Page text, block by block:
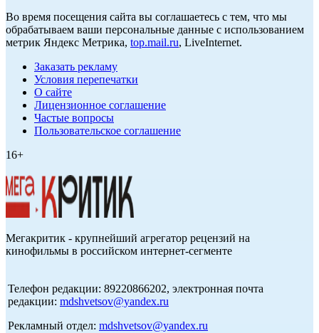
Во время посещения сайта вы соглашаетесь с тем, что мы
обрабатываем ваши персональные данные с использованием
метрик Яндекс Метрика, top.mail.ru, LiveInternet.
Заказать рекламу
Условия перепечатки
О сайте
Лицензионное соглашение
Частые вопросы
Пользовательское соглашение
16+
Мегакритик - крупнейший агрегатор рецензий на
кинофильмы в российском интернет-сегменте
Телефон редакции: 89220866202, электронная почта
редакции: mdshvetsov@yandex.ru
Рекламный отдел: mdshvetsov@yandex.ru